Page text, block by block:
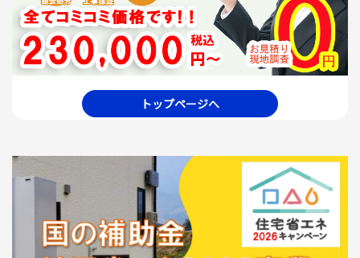
トップページへ